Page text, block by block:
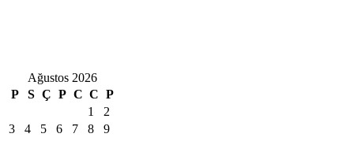
Ağustos 2026
P
S Ç P C C P
1
2
3
4 5 6 7 8
9